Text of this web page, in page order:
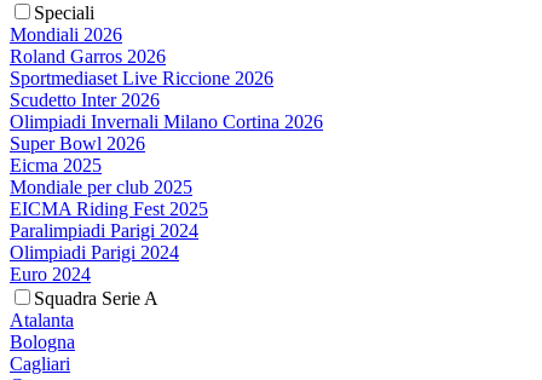
Speciali
Mondiali 2026
Roland Garros 2026
Sportmediaset Live Riccione 2026
Scudetto Inter 2026
Olimpiadi Invernali Milano Cortina 2026
Super Bowl 2026
Eicma 2025
Mondiale per club 2025
EICMA Riding Fest 2025
Paralimpiadi Parigi 2024
Olimpiadi Parigi 2024
Euro 2024
Squadra Serie A
Atalanta
Bologna
Cagliari